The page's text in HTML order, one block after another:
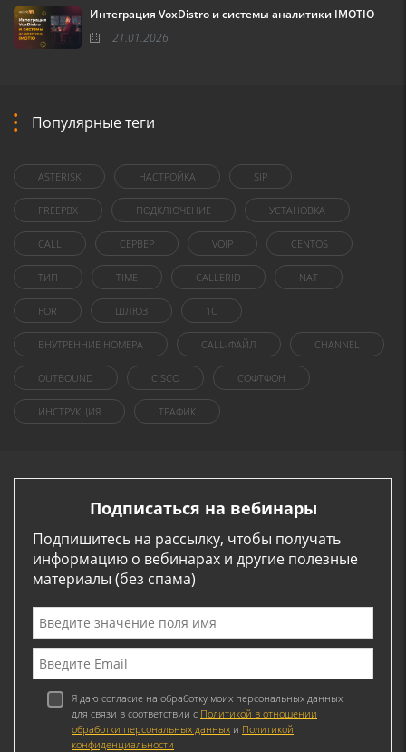
Интеграция VoxDistro и системы аналитики IMOTIO
21.01.2026
Популярные теги
ASTERISK НАСТРОЙКА SIP
FREEPBX ПОДКЛЮЧЕНИЕ УСТАНОВКА
CALL СЕРВЕР VOIP CENTOS
ТИП TIME CALLERID NAT
FOR ШЛЮЗ 1C
ВНУТРЕННИЕ НОМЕРА CALL-ФАЙЛ CHANNEL
OUTBOUND CISCO СОФТФОН
ИНСТРУКЦИЯ ТРАФИК
Подписаться на вебинары
Подпишитесь на рассылку, чтобы получать
информацию о вебинарах и другие полезные
материалы (без спама)
Я даю согласие на обработку моих персональных данных
для связи в соответствии с Политикой в отношении
обработки персональных данных и Политикой
конфиденциальности